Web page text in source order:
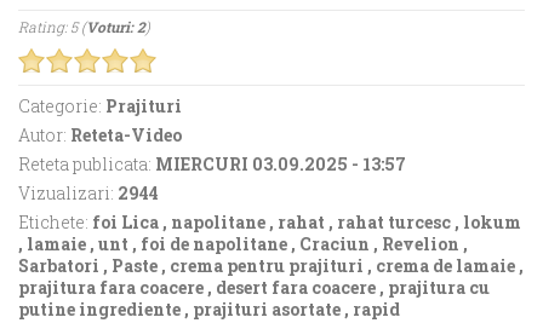
Rating: 5 (Voturi: 2)
Categorie: Prajituri
Autor: Reteta-Video
Reteta publicata: MIERCURI 03.09.2025 - 13:57
Vizualizari: 2944
Etichete: foi Lica , napolitane , rahat , rahat turcesc , lokum
, lamaie , unt , foi de napolitane , Craciun , Revelion ,
Sarbatori , Paste , crema pentru prajituri , crema de lamaie ,
prajitura fara coacere , desert fara coacere , prajitura cu
putine ingrediente , prajituri asortate , rapid